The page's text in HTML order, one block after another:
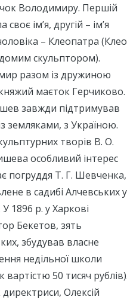
Володимиру. Першій
своє ім’я, другій – ім’я
– Клеопатра (Клео
скульптором).
разом із дружиною
маєток Герчиково.
завжди підтримував
земляками, з Україною.
творів В. О.
особливий інтерес
погруддя Т. Г. Шевченка,
в садибі Алчевських у
У 1896 р. у Харкові
Бекетов, зять
збудував власне
недільної школи
вартістю 50 тисяч рублів).
Олексій